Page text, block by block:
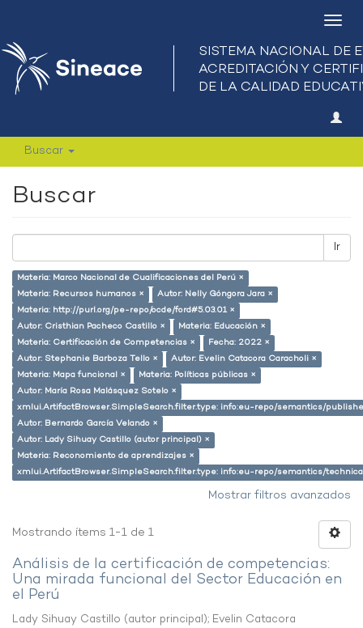
Buscar
Buscar
Ir
Materia: Marco Nacional de Cualificaciones del Perú ×
Materia: Recursos humanos ×
Autor: Nelly Góngora Jara ×
Materia: http://purl.org/pe-repo/ocde/ford#5.03.01 ×
Autor: Cristhian Pacheco Castillo ×
Materia: Educación ×
Materia: Certificación de Competencias ×
Fecha: 2022 ×
Autor: Stephanie Barboza Tello ×
Autor: Evelin Catacora Caracholi ×
Materia: Mapa funcional ×
Materia: Políticas públicas ×
Autor: María Rosa Malásquez Sotelo ×
xmlui.ArtifactBrowser.SimpleSearch.filter.type: info:eu-repo/semantics/
Autor: Bernardo García Velando ×
Autor: Lady Sihuay Castillo (autor principal) ×
Materia: Reconomiento de aprendizajes ×
xmlui.ArtifactBrowser.SimpleSearch.filter.type: info:eu-repo/semantics/
Mostrar filtros avanzados
Mostrando ítems 1-1 de 1
Análisis de la certificación de competencias:
Una mirada funcional del Sector Educación en
el Perú
Lady Sihuay Castillo (autor principal); Evelin Catacora